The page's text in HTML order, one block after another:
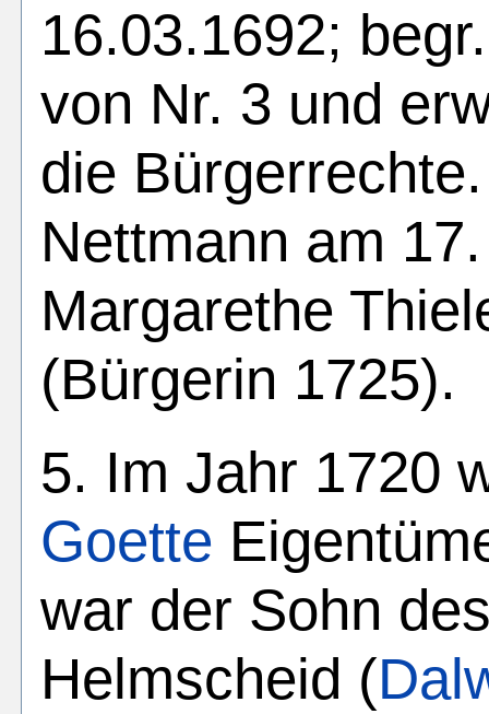
16.03.1692;
von Nr. 3 und
die
Nettmann am
Margarethe
(Bürgerin 1725).
5. Im Jahr 1720
Goette
war der Sohn
Helmscheid (